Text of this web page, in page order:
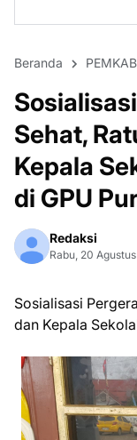
Beranda
Sehat,
Kepala
di GPU
Redaksi
Rabu, 20
Sosialisasi
dan Kepala